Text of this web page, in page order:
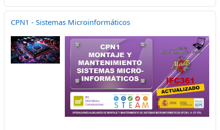
CPN1 - Sistemas Microinformáticos